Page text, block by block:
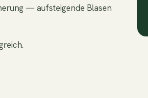
— aufsteigende Blasen